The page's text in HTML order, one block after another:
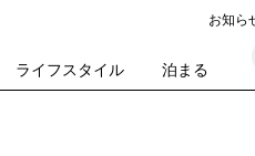
お知ら
ライフスタイル 泊まる